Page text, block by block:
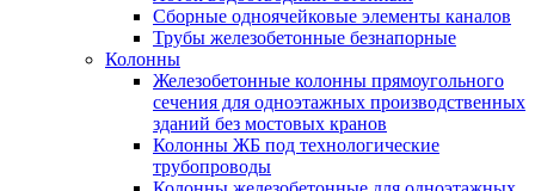
Сборные одноячейковые элементы каналов
Трубы железобетонные безнапорные
Колонны
Железобетонные колонны прямоугольного
сечения для одноэтажных производственных
зданий без мостовых кранов
Колонны ЖБ под технологические
трубопроводы